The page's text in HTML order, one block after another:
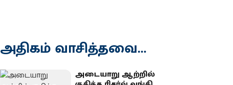
அதிகம் வாசித்தவை...
அடையாறு ஆற்றில்